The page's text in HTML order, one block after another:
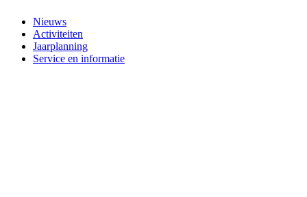
Nieuws
Activiteiten
Jaarplanning
Service en informatie